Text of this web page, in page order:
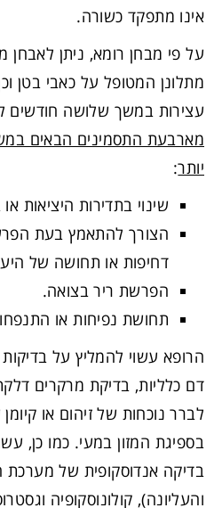
אינו מתפקד כשורה.
על פי מבחן רומא, ניתן לאבחן
מתלונן המטופל על כאבי בטן
עצירות במשך שלושה חודשים
מארבעת התסמינים הבאים
יותר:
שינוי בתדירות היציאות
הצורך להתאמץ בעת
דחיפות או תחושה של
הפרשת ריר בצואה.
תחושת נפיחות או
הרופא עשוי להמליץ על בדיקות
דם כלליות, בדיקת מרקרים
לברר נוכחות של זיהום או
בספיגת המזון במעי. כמו כן,
בדיקה אנדוסקופית של מערכת
והעליונה), קולונוסקופיה